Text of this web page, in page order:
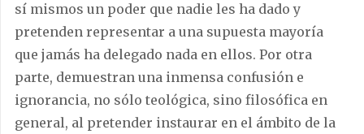
sí mismos un poder que nadie les ha dado y
pretenden representar a una supuesta mayoría
que jamás ha delegado nada en ellos. Por otra
parte, demuestran una inmensa confusión e
ignorancia, no sólo teológica, sino filosófica en
general, al pretender instaurar en el ámbito de la